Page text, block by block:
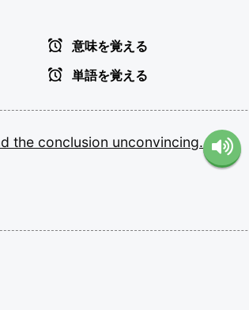
意味を覚える
単語を覚える
the conclusion unconvincing.